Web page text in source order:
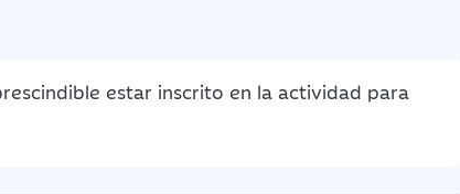
estar inscrito en la actividad para